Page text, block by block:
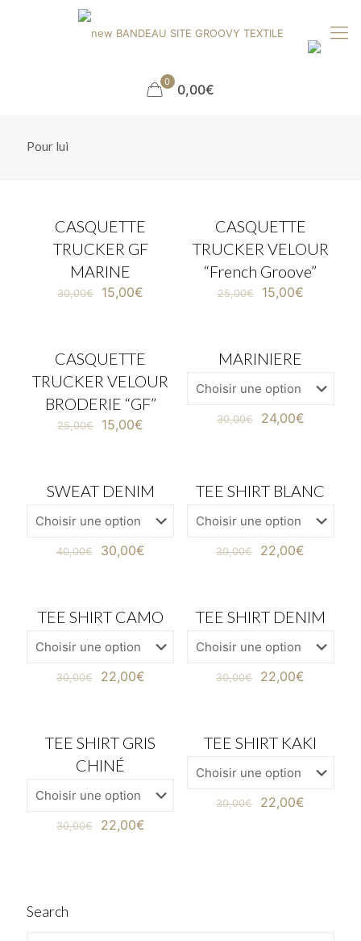
0 0,00€
Pour lui
EN PROMOTION
CASQUETTE
TRUCKER GF
MARINE
30,00€ 15,00€
EN PROMOTION
CASQUETTE
TRUCKER VELOUR
“French Groove”
25,00€ 15,00€
EN PROMOTION
CASQUETTE
TRUCKER VELOUR
BRODERIE “GF”
25,00€ 15,00€
EN PROMOTION
MARINIERE
30,00€ 24,00€
EN PROMOTION
SWEAT DENIM
40,00€ 30,00€
EN PROMOTION
TEE SHIRT BLANC
30,00€ 22,00€
EN PROMOTION
TEE SHIRT CAMO
30,00€ 22,00€
EN PROMOTION
TEE SHIRT DENIM
30,00€ 22,00€
EN PROMOTION
TEE SHIRT GRIS
CHINÉ
30,00€ 22,00€
EN PROMOTION
TEE SHIRT KAKI
30,00€ 22,00€
Search